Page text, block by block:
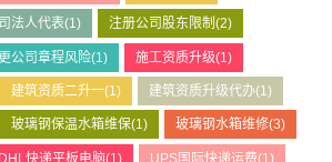
法人代表(1) 注册公司股东限制 (2)
公司章程风险(1) 施工资质升级(1)
建筑资质二升一(1) 建筑资质升级代办(1)
玻璃钢保温水箱维保(1) 玻璃钢水箱维修(3)
DHL快递平板电脑(1) UPS国际快递运费(1)